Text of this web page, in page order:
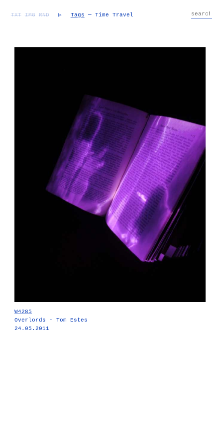
TXT IMG RND ▷ Tags — Time Travel
W4285
Overlords - Tom Estes
24.05.2011